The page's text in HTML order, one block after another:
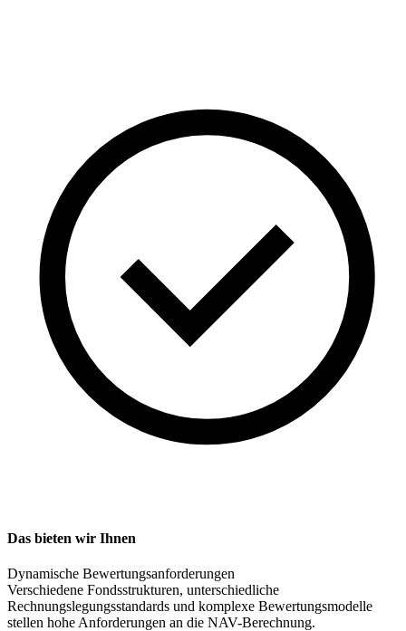
Das bieten wir Ihnen
Dynamische Bewertungsanforderungen
Verschiedene Fondsstrukturen, unterschiedliche
Rechnungslegungsstandards und komplexe Bewertungsmodelle
stellen hohe Anforderungen an die NAV-Berechnung.